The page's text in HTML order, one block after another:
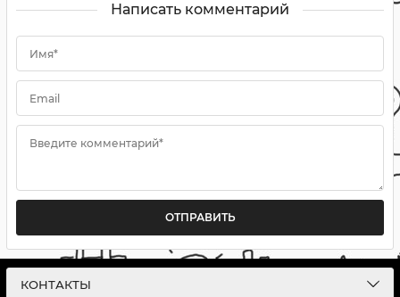
Написать комментарий
Имя*
Email
Введите комментарий*
ОТПРАВИТЬ
КОНТАКТЫ